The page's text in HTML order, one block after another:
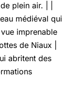
plein air. | |
médiéval qui
imprenable
de Niaux |
abritent des